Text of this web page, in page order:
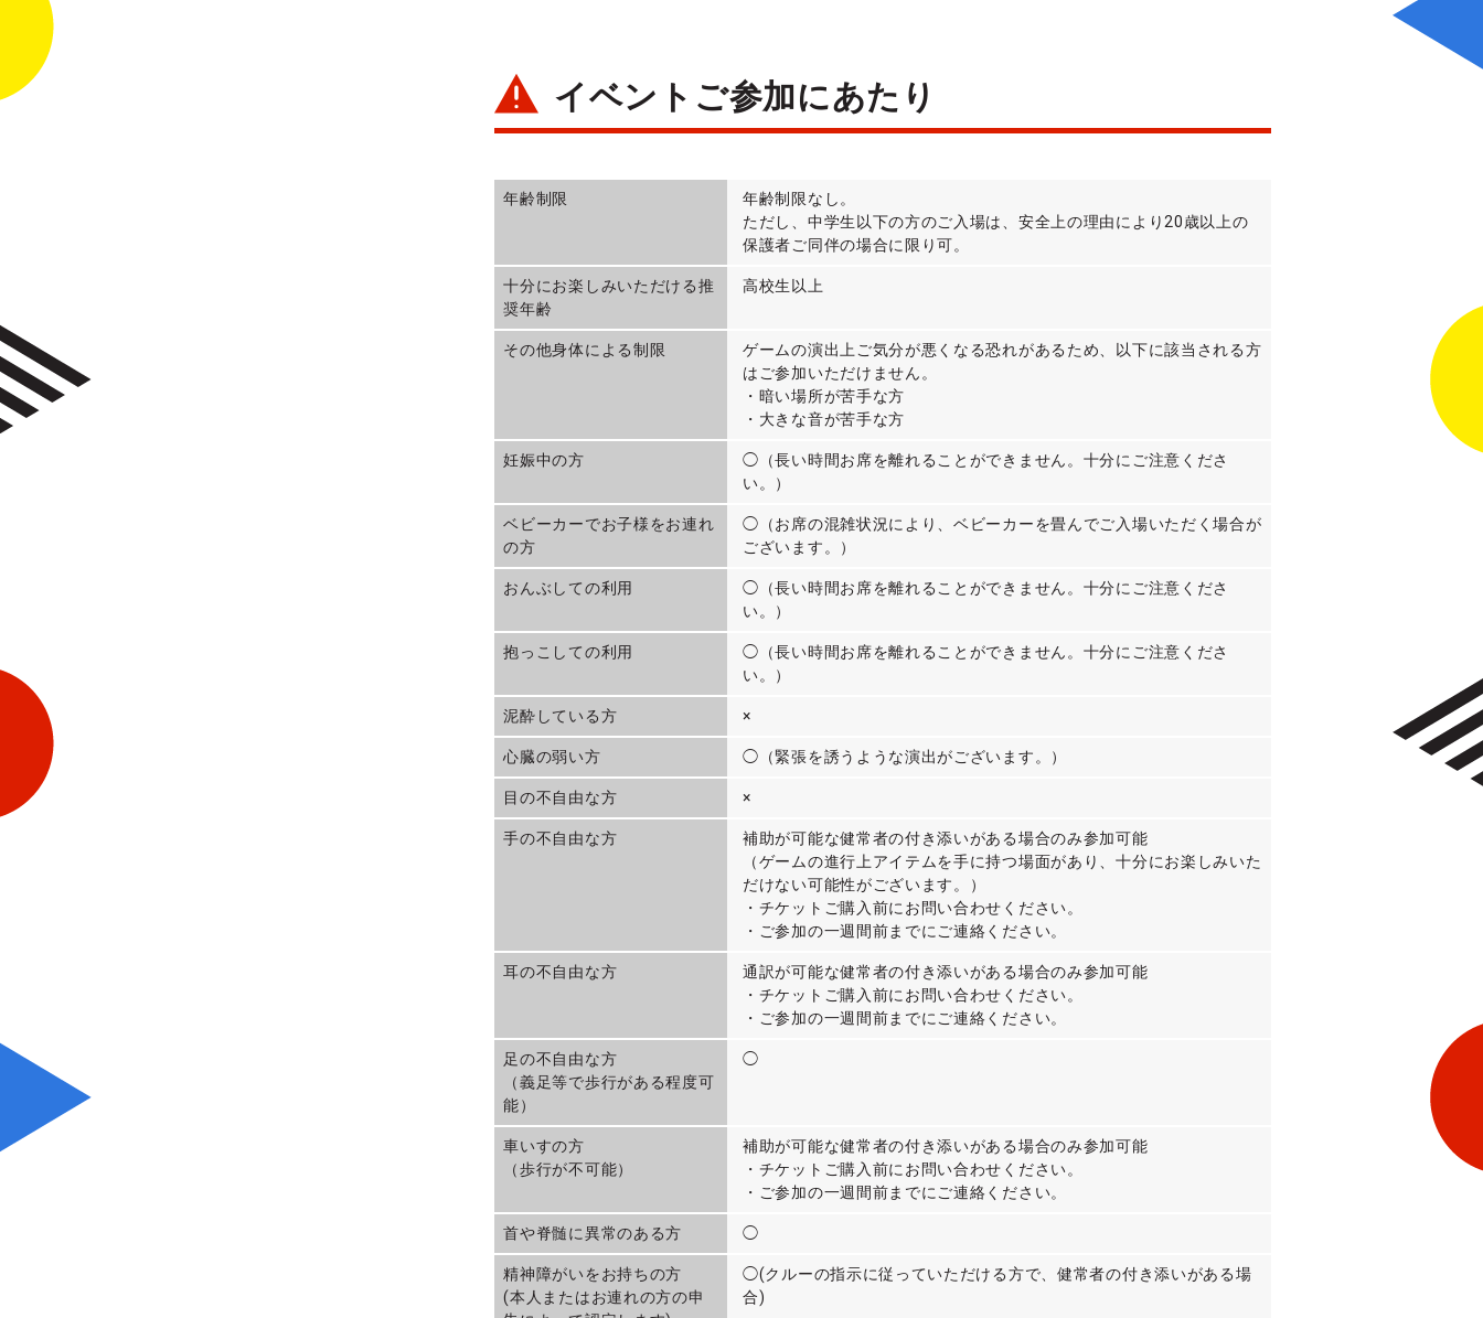
イベントご参加にあたり
年齢制限
年齢制限なし。
ただし、中学生以下の方のご入場は、安全上の理由により20歳以上の
保護者ご同伴の場合に限り可。
十分にお楽しみいただける推
奨年齢
高校生以上
その他身体による制限
ゲームの演出上ご気分が悪くなる恐れがあるため、以下に該当される方
はご参加いただけません。
・暗い場所が苦手な方
・大きな音が苦手な方
妊娠中の方
◯（長い時間お席を離れることができません。十分にご注意くださ
い。）
ベビーカーでお子様をお連れ
の方
◯（お席の混雑状況により、ベビーカーを畳んでご入場いただく場合が
ございます。）
おんぶしての利用
◯（長い時間お席を離れることができません。十分にご注意くださ
い。）
抱っこしての利用
◯（長い時間お席を離れることができません。十分にご注意くださ
い。）
泥酔している方 ×
心臓の弱い方 ◯（緊張を誘うような演出がございます。）
目の不自由な方 ×
手の不自由な方
補助が可能な健常者の付き添いがある場合のみ参加可能
（ゲームの進行上アイテムを手に持つ場面があり、十分にお楽しみいた
だけない可能性がございます。）
・チケットご購入前にお問い合わせください。
・ご参加の一週間前までにご連絡ください。
耳の不自由な方
通訳が可能な健常者の付き添いがある場合のみ参加可能
・チケットご購入前にお問い合わせください。
・ご参加の一週間前までにご連絡ください。
足の不自由な方
（義足等で歩行がある程度可
能）
◯
車いすの方
（歩行が不可能）
補助が可能な健常者の付き添いがある場合のみ参加可能
・チケットご購入前にお問い合わせください。
・ご参加の一週間前までにご連絡ください。
首や脊髄に異常のある方 ◯
精神障がいをお持ちの方
(本人またはお連れの方の申
◯(クルーの指示に従っていただける方で、健常者の付き添いがある場
合)